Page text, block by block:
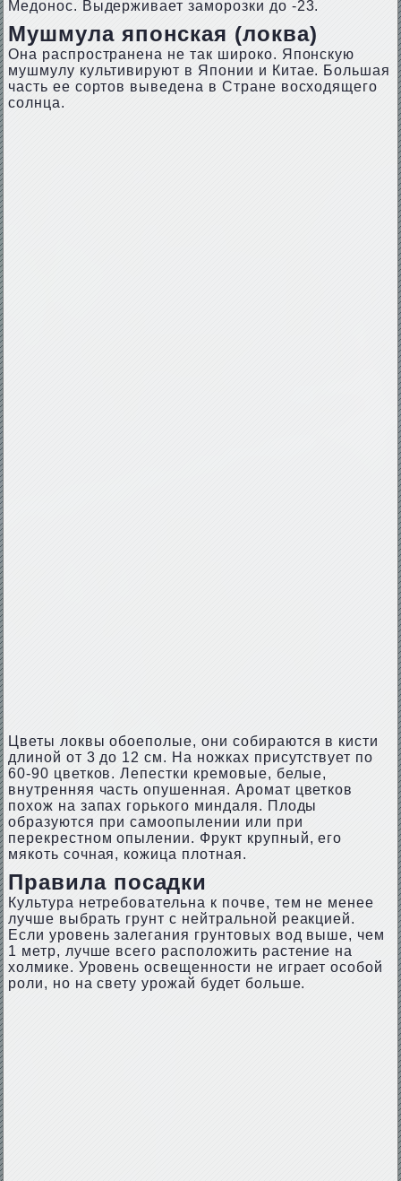
Медонос. Выдерживает заморозки до -23.
Мушмула японская (локва)
Она распространена не так широко. Японскую
мушмулу культивируют в Японии и Китае. Большая
часть ее сортов выведена в Стране восходящего
солнца.
Цветы локвы обоеполые, они собираются в кисти
длиной от 3 до 12 см. На ножках присутствует по
60-90 цветков. Лепестки кремовые, белые,
внутренняя часть опушенная. Аромат цветков
похож на запах горького миндаля. Плоды
образуются при самоопылении или при
перекрестном опылении. Фрукт крупный, его
мякоть сочная, кожица плотная.
Правила посадки
Культура нетребовательна к почве, тем не менее
лучше выбрать грунт с нейтральной реакцией.
Если уровень залегания грунтовых вод выше, чем
1 метр, лучше всего расположить растение на
холмике. Уровень освещенности не играет особой
роли, но на свету урожай будет больше.